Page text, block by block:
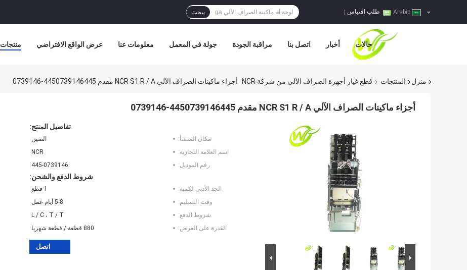
طلب اقتباس يبحث
منتجات عرض الواقع الافتراضي معلومات عنا جولة في المعمل مراقبة الجودة اتصل بنا أخبار حالات
منزل المنتجات قطع غيار أجهزة الصراف الآلي من شركة NCR أجزاء ماكينات الصراف الآلي NCR S1 R / A مقدم 4450739146445-0739146
أجزاء ماكينات الصراف الآلي NCR S1 R / A مقدم 4450739146445-0739146
تفاصيل المنتج:
مكان المنشأ:
الصين
اسم العلامة التجارية:
NCR
رقم الموديل:
445-0739146
شروط الدفع والشحن:
الحد الأدنى لكمية:
1 قطع
وقت التسليم:
5-8 أيام عمل
شروط الدفع:
L / C ، T / T
القدرة على العرض:
880 قطعة / قطعة شهريا
اتصل